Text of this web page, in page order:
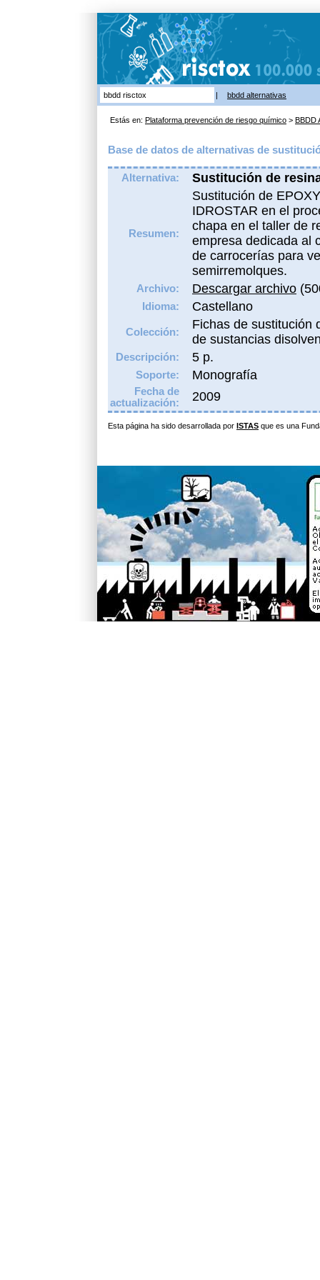
bbdd risctox | bbdd alternativas
Estás en: Plataforma prevención de riesgo químico > BBDD
Base de datos de alternativas de
Alternativa: Sustitución de
Resumen:
Sustitución de
IDROSTAR en el
chapa en el taller de
empresa dedicada al
de carrocerías para
semirremolques.
Archivo: Descargar archivo
Idioma: Castellano
Colección:
Fichas de sustitución
de sustancias
Descripción: 5 p.
Soporte: Monografía
Fecha de
actualización:
2009
Esta página ha sido desarrollada por ISTAS que es una